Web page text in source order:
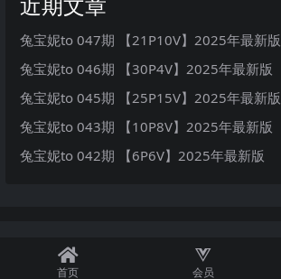
兔宝妮to 047期 【21P10V】2025年最新版
兔宝妮to 046期 【30P4V】2025年最新版
兔宝妮to 045期 【25P15V】2025年最新版
兔宝妮to 043期 【10P8V】2025年最新版
兔宝妮to 042期 【6P6V】2025年最新版
首页 会员